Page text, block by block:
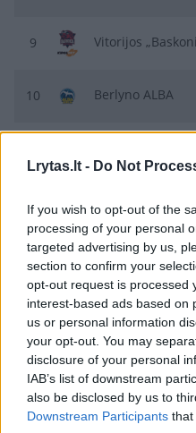
Lrytas.lt - Do Not
If you wish to opt-out of the
processing of your personal
targeted advertising by us,
section to confirm your
opt-out request is processed
interest-based ads based on
us or personal information
your opt-out. You may
disclosure of your personal
IAB’s list of downstream
also be disclosed by us to
Downstream Participants that
9 Vitorijos
10 Berlyno ALBA
12
13 Atėnų
14 Vilerbano ASVEL
15 Kauno „Žalgiris“